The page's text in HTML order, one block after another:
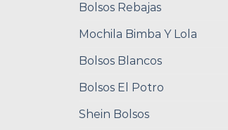
Bolsos Rebajas
Mochila Bimba Y Lola
Bolsos Blancos
Bolsos El Potro
Shein Bolsos